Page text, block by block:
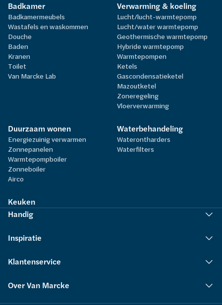
Badkamer
Badkamermeubels
Wastafels en waskommen
Douche
Baden
Kranen
Toilet
Van Marcke Lab
Verwarming & koeling
Lucht/lucht-warmtepomp
Lucht/water warmtepomp
Geothermische warmtepomp
Hybride warmtepomp
Warmtepompen
Ketels
Gascondensatieketel
Mazoutketel
Zoneregeling
Vloerverwarming
Duurzaam wonen
Energiezuinig verwarmen
Zonnepanelen
Warmtepompboiler
Zonneboiler
Airco
Waterbehandeling
Waterontharders
Waterfilters
Keuken
Handig
Inspiratie
Klantenservice
Over Van Marcke